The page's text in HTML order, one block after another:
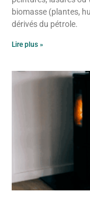
biomasse (plantes,
dérivés du pétrole.
Lire plus »